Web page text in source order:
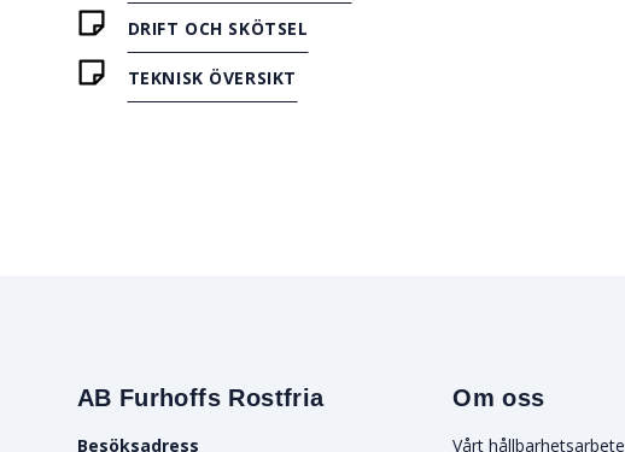
DRIFT OCH SKÖTSEL
TEKNISK ÖVERSIKT
AB Furhoffs Rostfria
Besöksadress
Om oss
Vårt hållbarhetsarbete